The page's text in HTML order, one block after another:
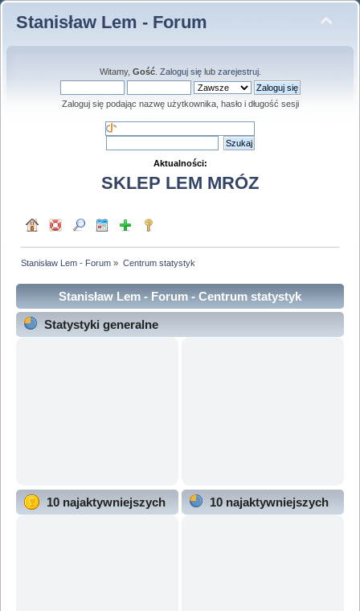
Stanisław Lem - Forum
Witamy, Gość. Zaloguj sięlub zarejestruj.
Zaloguj się podając nazwę użytkownika, hasło i długość sesji
Aktualności:
SKLEP LEM MRÓZ
Stanisław Lem - Forum » Centrum statystyk
Stanisław Lem - Forum - Centrum statystyk
Statystyki generalne
10 najaktywniejszych
10 najaktywniejszych